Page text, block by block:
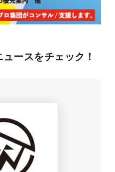
ースをチェック！